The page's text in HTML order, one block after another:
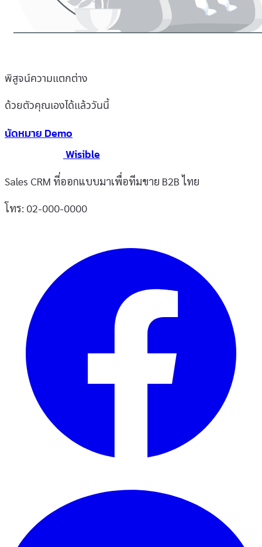
พิสูจน์ความแตกต่าง
ด้วยตัวคุณเองได้แล้ววันนี้
นัดหมาย Demo
Wisible
Sales CRM ที่ออกแบบมาเพื่อทีมขาย B2B ไทย
โทร: 02-000-0000